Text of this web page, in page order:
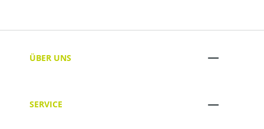
ÜBER UNS
SERVICE